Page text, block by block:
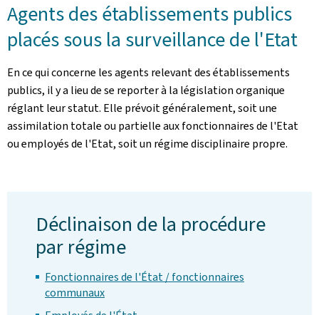
Agents des établissements publics
placés sous la surveillance de l'Etat
En ce qui concerne les agents relevant des établissements
publics, il y a lieu de se reporter à la législation organique
réglant leur statut. Elle prévoit généralement, soit une
assimilation totale ou partielle aux fonctionnaires de l'Etat
ou employés de l'Etat, soit un régime disciplinaire propre.
Déclinaison de la procédure
par régime
Fonctionnaires de l'État / fonctionnaires
communaux